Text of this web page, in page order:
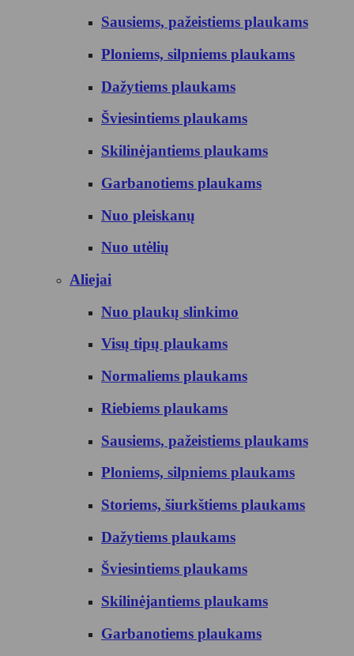
Sausiems, pažeistiems plaukams
Ploniems, silpniems plaukams
Dažytiems plaukams
Šviesintiems plaukams
Skilinėjantiems plaukams
Garbanotiems plaukams
Nuo pleiskanų
Nuo utėlių
Aliejai
Nuo plaukų slinkimo
Visų tipų plaukams
Normaliems plaukams
Riebiems plaukams
Sausiems, pažeistiems plaukams
Ploniems, silpniems plaukams
Storiems, šiurkštiems plaukams
Dažytiems plaukams
Šviesintiems plaukams
Skilinėjantiems plaukams
Garbanotiems plaukams